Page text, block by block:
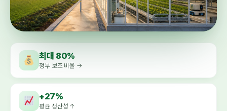
최대 80%
정부 보조 비율 →
+27%
평균 생산성 ↑